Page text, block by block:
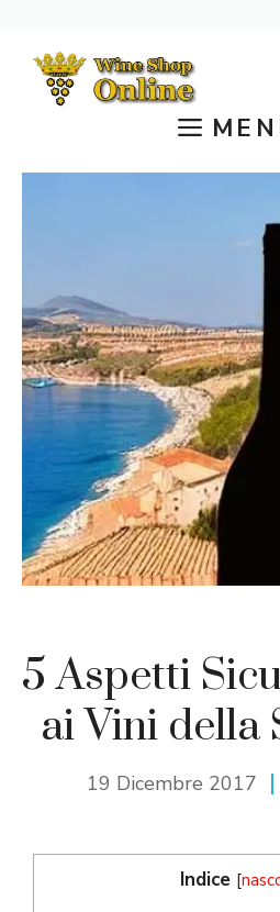
contenuto
5 Aspetti
ai Vini della
19 Dicembre 2017
Indice [